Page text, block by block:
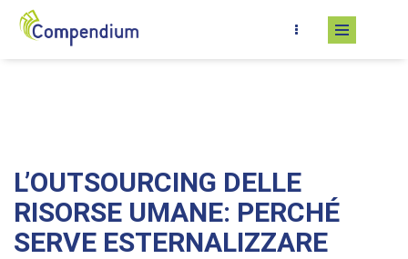
Salta al contenuto principale
L’OUTSOURCING DELLE
RISORSE UMANE: PERCHÉ
SERVE ESTERNALIZZARE